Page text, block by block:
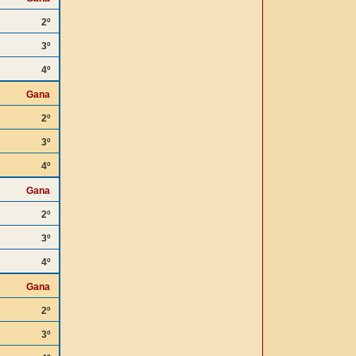
2º
3º
4º
Gana
2º
3º
4º
Gana
2º
3º
4º
Gana
2º
3º